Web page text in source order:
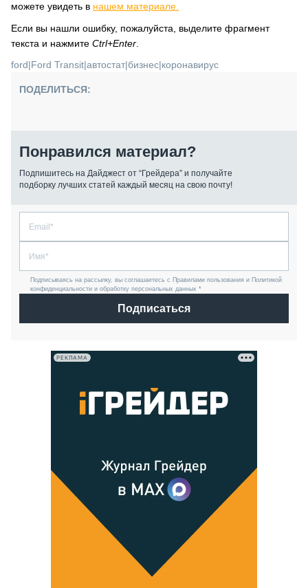
можете увидеть в нашем материале.
Если вы нашли ошибку, пожалуйста, выделите фрагмент
текста и нажмите Ctrl+Enter
ford|Ford Transit|автостат|бизнес|коронавирус
ПОДЕЛИТЬСЯ:
Понравился материал?
Подпишитесь на Дайджест от “Грейдера” и получайте
подборку лучших статей каждый месяц на свою почту!
Подписываясь на рассылку, вы соглашаетесь с Правилами пользования и Политикой
конфиденциальности и обработку персональных данных *
Подписаться
РЕКЛАМА